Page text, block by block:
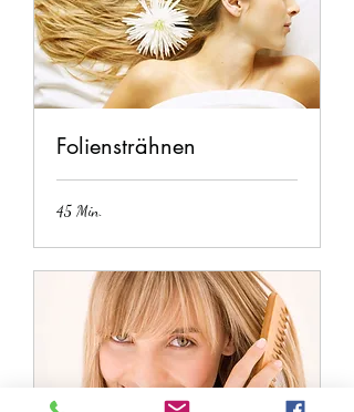
Foliensträhnen
45 Min.